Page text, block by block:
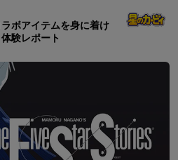
ボアイテムを身に着け
験レポート